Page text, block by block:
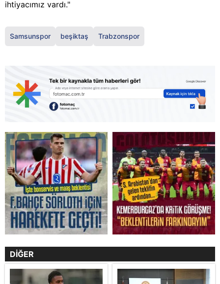
ihtiyacımız vardı."
Samsunspor beşiktaş Trabzonspor
DİĞER